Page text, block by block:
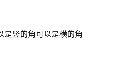
竖的角可以是横的角